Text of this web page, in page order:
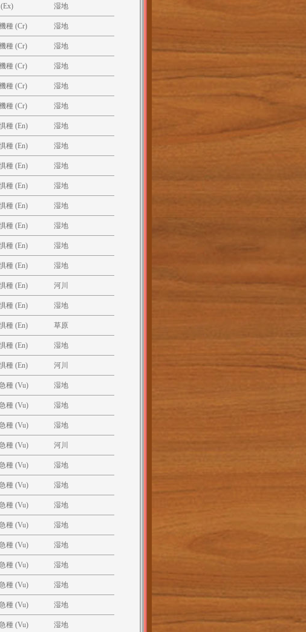
湿地
種 (Cr) 湿地
種 (Cr) 湿地
種 (Cr) 湿地
種 (Cr) 湿地
種 (Cr) 湿地
種 (En) 湿地
種 (En) 湿地
種 (En) 湿地
種 (En) 湿地
種 (En) 湿地
種 (En) 湿地
種 (En) 湿地
種 (En) 湿地
種 (En) 河川
種 (En) 湿地
種 (En) 草原
種 (En) 湿地
種 (En) 河川
種 (Vu) 湿地
種 (Vu) 湿地
種 (Vu) 湿地
種 (Vu) 河川
種 (Vu) 湿地
種 (Vu) 湿地
種 (Vu) 湿地
種 (Vu) 湿地
種 (Vu) 湿地
種 (Vu) 湿地
種 (Vu) 湿地
種 (Vu) 湿地
種 (Vu) 湿地